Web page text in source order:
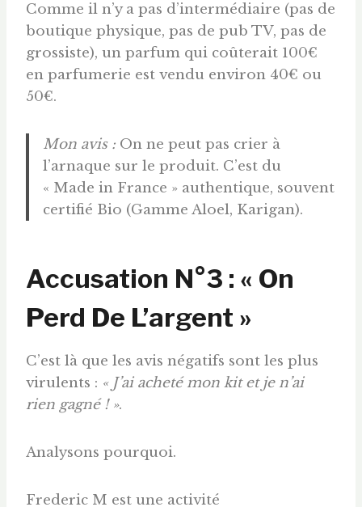
Comme il n’y a pas d’intermédiaire (pas de
boutique physique, pas de pub TV, pas de
grossiste), un parfum qui coûterait 100€
en parfumerie est vendu environ 40€ ou
50€.
Mon avis : On ne peut pas crier à
l’arnaque sur le produit. C’est du
« Made in France » authentique, souvent
certifié Bio (Gamme Aloel, Karigan).
Accusation N°3 : « On
Perd De L’argent »
C’est là que les avis négatifs sont les plus
virulents : « J’ai acheté mon kit et je n’ai
rien gagné ! ».
Analysons pourquoi.
Frederic M est une activité